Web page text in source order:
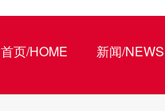
首页/HOME 新闻/NEWS